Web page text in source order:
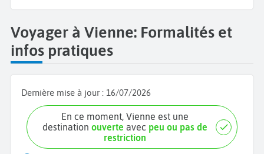
Voyager à Vienne: Formalités et
infos pratiques
Dernière mise à jour : 16/07/2026
En ce moment, Vienne est une
destinationouverte avec peu ou pas de
restriction